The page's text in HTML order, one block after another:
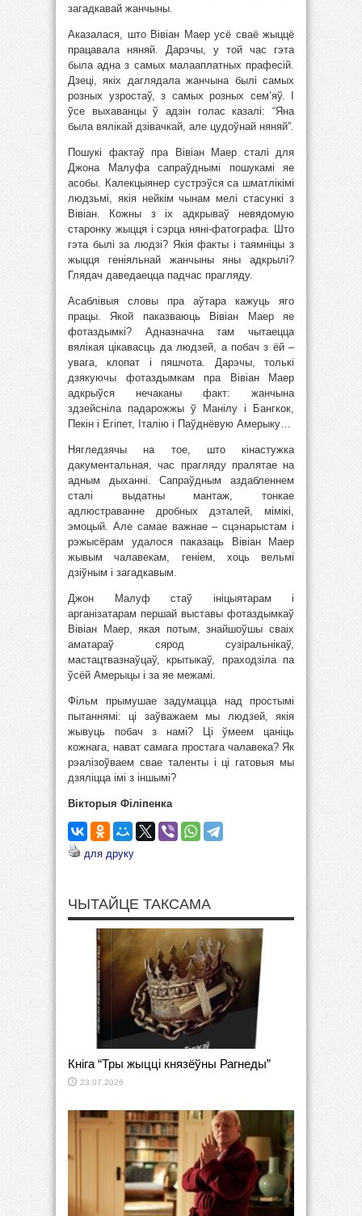
загадкавай жанчыны.
Аказалася, што Вівіан Маер усё сваё жыццё
працавала няняй. Дарэчы, у той час гэта
была адна з самых малааплатных прафесій.
Дзеці, якіх даглядала жанчына былі самых
розных узростаў, з самых розных сем’яў. І
ўсе выхаванцы ў адзін голас казалі: “Яна
была вялікай дзівачкай, але цудоўнай няняй”.
Пошукі фактаў пра Вівіан Маер сталі для
Джона Малуфа сапраўднымі пошукамі яе
асобы. Калекцыянер сустрэўся са шматлікімі
людзьмі, якія нейкім чынам мелі стасункі з
Вівіан. Кожны з іх адкрываў невядомую
старонку жыцця і сэрца няні-фатографа. Што
гэта былі за людзі? Якія факты і таямніцы з
жыцця геніяльнай жанчыны яны адкрылі?
Глядач даведаецца падчас прагляду.
Асаблівыя словы пра аўтара кажуць яго
працы. Якой паказваюць Вівіан Маер яе
фотаздымкі? Адназначна там чытаецца
вялікая цікавасць да людзей, а побач з ёй –
увага, клопат і пяшчота. Дарэчы, толькі
дзякуючы фотаздымкам пра Вівіан Маер
адкрыўся нечаканы факт: жанчына
здзейсніла падарожжы ў Манілу і Бангкок,
Пекін і Егіпет, Італію і Паўднёвую Амерыку…
Нягледзячы на тое, што кінастужка
дакументальная, час прагляду пралятае на
адным дыханні. Сапраўдным аздабленнем
сталі выдатны мантаж, тонкае
адлюстраванне дробных дэталей, мімікі,
эмоцый. Але самае важнае – сцэнарыстам і
рэжысёрам удалося паказаць Вівіан Маер
жывым чалавекам, геніем, хоць вельмі
дзіўным і загадкавым.
Джон Малуф стаў ініцыятарам і
арганізатарам першай выставы фотаздымкаў
Вівіан Маер, якая потым, знайшоўшы сваіх
аматараў сярод сузіральнікаў,
мастацтвазнаўцаў, крытыкаў, праходзіла па
ўсёй Амерыцы і за яе межамі.
Фільм прымушае задумацца над простымі
пытаннямі: ці заўважаем мы людзей, якія
жывуць побач з намі? Ці ўмеем цаніць
кожнага, нават самага простага чалавека? Як
рэалізоўваем свае таленты і ці гатовыя мы
дзяліцца імі з іншымі?
Вікторыя Філіпенка
для друку
ЧЫТАЙЦЕ ТАКСАМА
Кніга “Тры жыцці князёўны Рагнеды”
23.07.2026